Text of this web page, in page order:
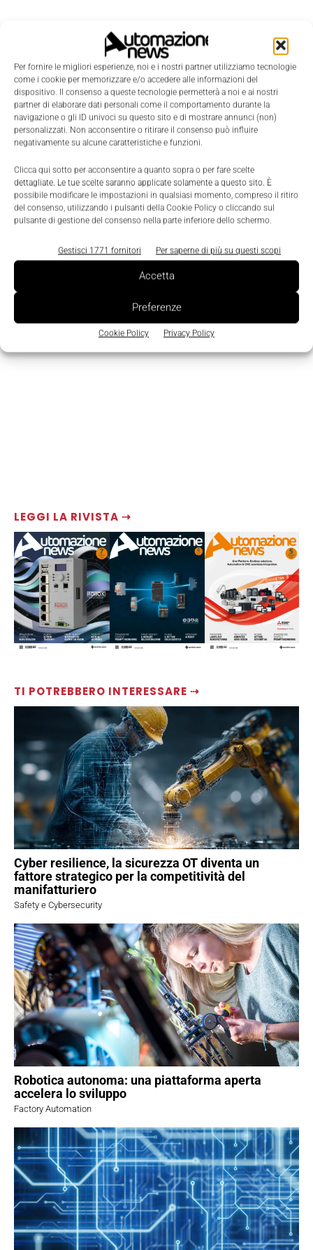
Per fornire le migliori esperienze, noi e i nostri partner utilizziamo tecnologie
come i cookie per memorizzare e/o accedere alle informazioni del
dispositivo. Il consenso a queste tecnologie permetterà a noi e ai nostri
partner di elaborare dati personali come il comportamento durante la
navigazione o gli ID univoci su questo sito e di mostrare annunci (non)
personalizzati. Non acconsentire o ritirare il consenso può influire
negativamente su alcune caratteristiche e funzioni.
Clicca qui sotto per acconsentire a quanto sopra o per fare scelte
dettagliate. Le tue scelte saranno applicate solamente a questo sito. È
possibile modificare le impostazioni in qualsiasi momento, compreso il ritiro
del consenso, utilizzando i pulsanti della Cookie Policy o cliccando sul
pulsante di gestione del consenso nella parte inferiore dello schermo.
Gestisci 1771 fornitori Per saperne di più su questi scopi
Accetta
Preferenze
Cookie Policy Privacy Policy
LEGGI LA RIVISTA ⇢
TI POTREBBERO INTERESSARE ⇢
Cyber resilience, la sicurezza OT diventa un
fattore strategico per la competitività del
manifatturiero
Safety e Cybersecurity
Robotica autonoma: una piattaforma aperta
accelera lo sviluppo
Factory Automation
Gli obiettivi delineati dalla Commissione sono
essenzialmente l'aumento degli investimenti in
tecnologie e macchinari e l'internazionalizzazione
delle aziende europee, facilitando la crescita delle
Pmi.
Per raggiungere i target tracciati, occorre, secondo
la Commissione, adottare una vigorosa politica
industriale, basata sugli investimenti in innovazione,
sul miglioramento delle condizioni del mercato e
dell'accesso al credito e sulla centralità del capitale
umano e delle competenze.